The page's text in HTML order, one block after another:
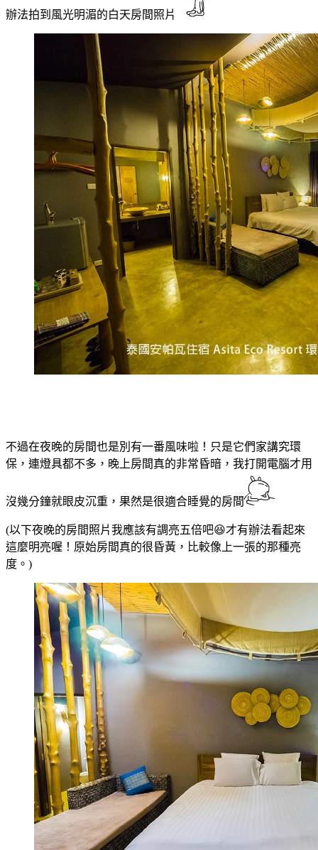
辦法拍到風光明湄的白天房間照片
不過在夜晚的房間也是別有一番風味啦！只是它們家講究環
保，連燈具都不多，晚上房間真的非常昏暗，我打開電腦才用
沒幾分鐘就眼皮沉重，果然是很適合睡覺的房間
(以下夜晚的房間照片我應該有調亮五倍吧😆才有辦法看起來
這麼明亮喔！原始房間真的很昏黃，比較像上一張的那種亮
度。)